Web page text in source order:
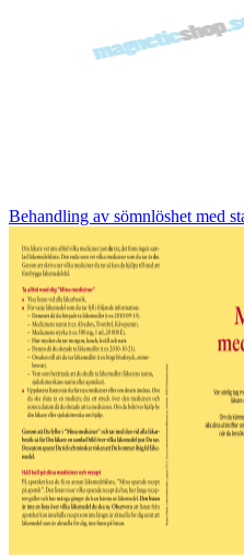
Behandling av sömnlöshet med